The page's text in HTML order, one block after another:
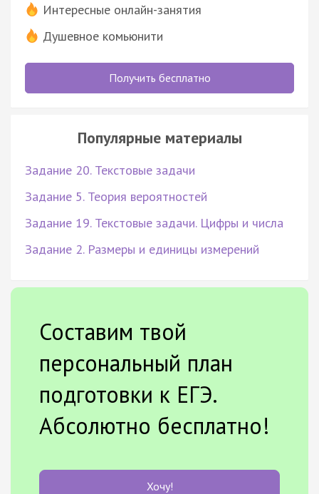
Интересные онлайн-занятия
Душевное комьюнити
Получить бесплатно
Популярные материалы
Задание 20. Текстовые задачи
Задание 5. Теория вероятностей
Задание 19. Текстовые задачи. Цифры и числа
Задание 2. Размеры и единицы измерений
Составим твой
персональный план
подготовки к ЕГЭ.
Абсолютно бесплатно!
Хочу!